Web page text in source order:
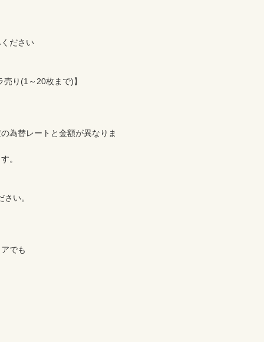
ださい
り(1～20枚まで)】
為替レートと金額が異なりま
。
い。
でも